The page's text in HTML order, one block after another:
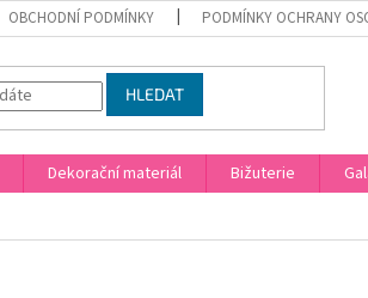
OBCHODNÍ PODMÍNKY PODMÍNKY OCHRANY
HLEDAT
Dekorační materiál Bižuterie